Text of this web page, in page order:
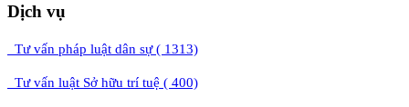
Dịch vụ
Tư vấn pháp luật dân sự ( 1313)
Tư vấn luật Sở hữu trí tuệ ( 400)